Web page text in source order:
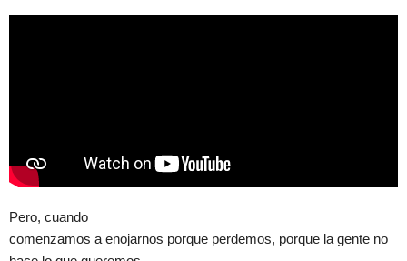
Pero, cuando
comenzamos a enojarnos porque perdemos, porque la gente no